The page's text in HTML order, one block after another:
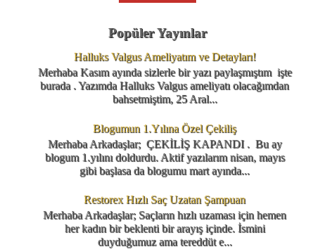
Popüler Yayınlar
Halluks Valgus Ameliyatım ve Detayları!
Merhaba Kasım ayında sizlerle bir yazı paylaşmıştım işte
burada . Yazımda Halluks Valgus ameliyatı olacağımdan
bahsetmiştim, 25 Aral...
Blogumun 1.Yılına Özel Çekiliş
Merhaba Arkadaşlar; ÇEKİLİŞ KAPANDI . Bu ay
blogum 1.yılını doldurdu. Aktif yazılarım nisan, mayıs
gibi başlasa da blogumu mart ayında...
Restorex Hızlı Saç Uzatan Şampuan
Merhaba Arkadaşlar; Saçların hızlı uzaması için hemen
her kadın bir beklenti bir arayış içinde. İsmini
duyduğumuz ama tereddüt e...